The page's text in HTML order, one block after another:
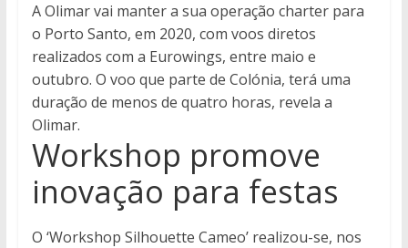
A Olimar vai manter a sua operação charter para
o Porto Santo, em 2020, com voos diretos
realizados com a Eurowings, entre maio e
outubro. O voo que parte de Colónia, terá uma
duração de menos de quatro horas, revela a
Olimar.
Workshop promove
inovação para festas
O ‘Workshop Silhouette Cameo’ realizou-se, nos